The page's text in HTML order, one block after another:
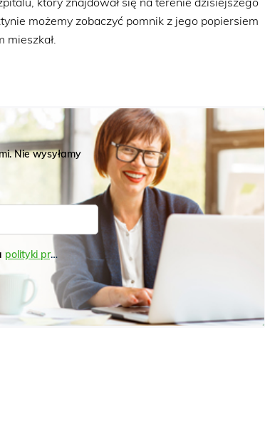
który znajdował się na terenie dzisiejszego
możemy zobaczyć pomnik z jego popiersiem
mieszkał.
Nie wysyłamy
polityki prywatności